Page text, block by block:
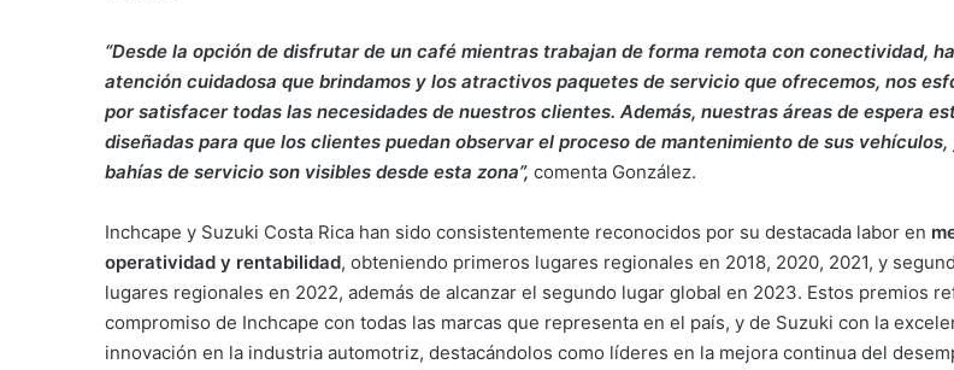
“Desde la opción de disfrutar de un café mientras trabajan de forma remota con conectividad,
atención cuidadosa que brindamos y los atractivos paquetes de servicio que ofrecemos, nos
por satisfacer todas las necesidades de nuestros clientes. Además, nuestras áreas de espera
diseñadas para que los clientes puedan observar el proceso de mantenimiento de sus vehículos,
bahías de servicio son visibles desde esta zona”, comenta González.
Inchcape y Suzuki Costa Rica han sido consistentemente reconocidos por su destacada labor en
operatividad y rentabilidad, obteniendo primeros lugares regionales en 2018, 2020, 2021, y
lugares regionales en 2022, además de alcanzar el segundo lugar global en 2023. Estos premios
compromiso de Inchcape con todas las marcas que representa en el país, y de Suzuki con la
innovación en la industria automotriz, destacándolos como líderes en la mejora continua del